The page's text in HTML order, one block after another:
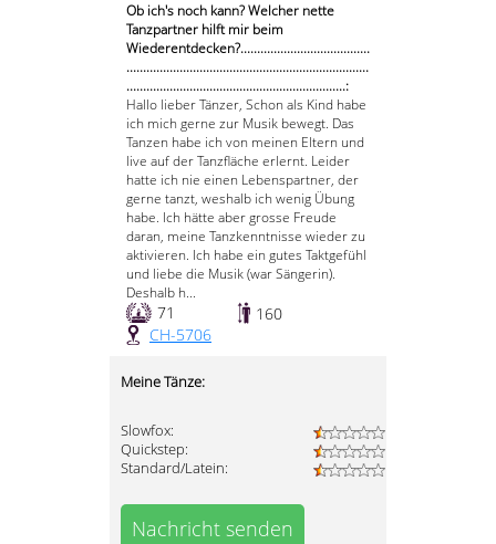
Ob ich's noch kann? Welcher nette
Tanzpartner hilft mir beim
Wiederentdecken?.......................................
.........................................................................
..................................................................:
Hallo lieber Tänzer, Schon als Kind habe
ich mich gerne zur Musik bewegt. Das
Tanzen habe ich von meinen Eltern und
live auf der Tanzfläche erlernt. Leider
hatte ich nie einen Lebenspartner, der
gerne tanzt, weshalb ich wenig Übung
habe. Ich hätte aber grosse Freude
daran, meine Tanzkenntnisse wieder zu
aktivieren. Ich habe ein gutes Taktgefühl
und liebe die Musik (war Sängerin).
Deshalb h...
71
160
CH-5706
Meine Tänze:
Slowfox:
Quickstep:
Standard/Latein:
Nachricht senden